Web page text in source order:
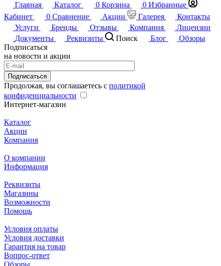
Главная
Каталог 0 Корзина 0 Избранные
Кабинет
0 Сравнение Акции Галерея
Контакты
Услуги
Бренды Отзывы Компания
Лицензии
Документы
Реквизиты Поиск Блог
Обзоры
Подписаться
на новости и акции
Подписаться
Продолжая, вы соглашаетесь с политикой
конфиденциальности
Интернет-магазин
Каталог
Акции
Компания
О компании
Информация
Реквизиты
Магазины
Возможности
Помощь
Условия оплаты
Условия доставки
Гарантия на товар
Вопрос-ответ